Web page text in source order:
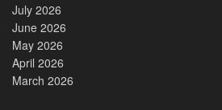
July 2026
June 2026
May 2026
April 2026
March 2026